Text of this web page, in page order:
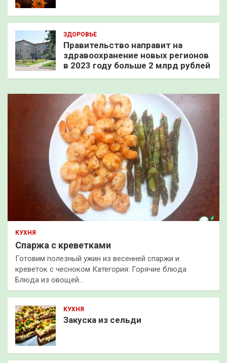
ЗДОРОВЬЕ
Правительство направит на
здравоохранение новых регионов
в 2023 году больше 2 млрд рублей
КУХНЯ
Спаржа с креветками
Готовим полезный ужин из весенней спаржи и
креветок с чесноком Категория: Горячие блюда
Блюда из овощей…
КУХНЯ
Закуска из сельди